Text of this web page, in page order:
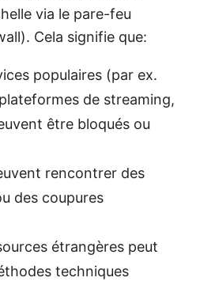
via le pare-feu
Cela signifie que:
populaires (par ex.
de streaming,
être bloqués ou
rencontrer des
des coupures
étrangères peut
techniques